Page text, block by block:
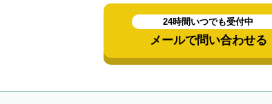
24時間いつでも受付中
メールで問い合わせる